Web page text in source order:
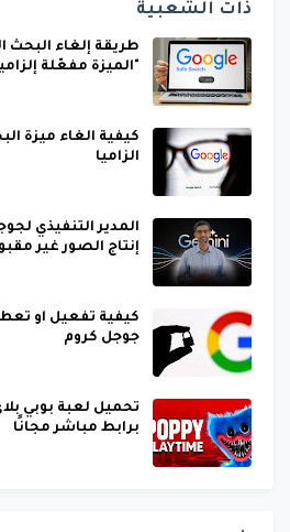
ذات الشعبية
طريقة إلغاء البحث
"الميزة مفعّلة
كيفية الغاء ميزة
الزاميا
إنتاج الصور غير
كيفية تفعيل او
جوجل كروم
برابط مباشر مجانًا